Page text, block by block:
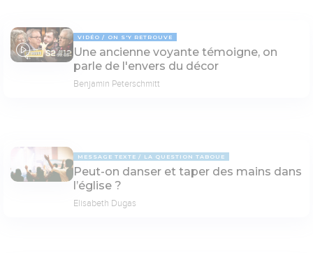
69:03
VIDÉO ON S'Y RETROUVE
Une ancienne voyante témoigne, on
parle de l'envers du décor
Benjamin Peterschmitt
MESSAGE TEXTE LA QUESTION TABOUE
Peut-on danser et taper des mains dans
l’église ?
Elisabeth Dugas